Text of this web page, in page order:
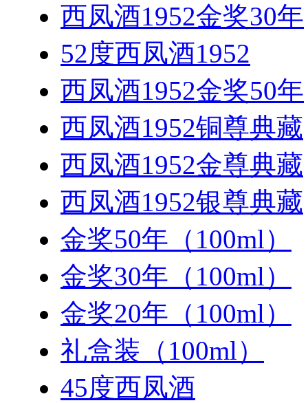
西凤酒1952金奖30年
52度西凤酒1952
西凤酒1952金奖50年
西凤酒1952铜尊典藏
西凤酒1952金尊典藏
西凤酒1952银尊典藏
金奖50年（100ml）
金奖30年（100ml）
金奖20年（100ml）
礼盒装（100ml）
45度西凤酒